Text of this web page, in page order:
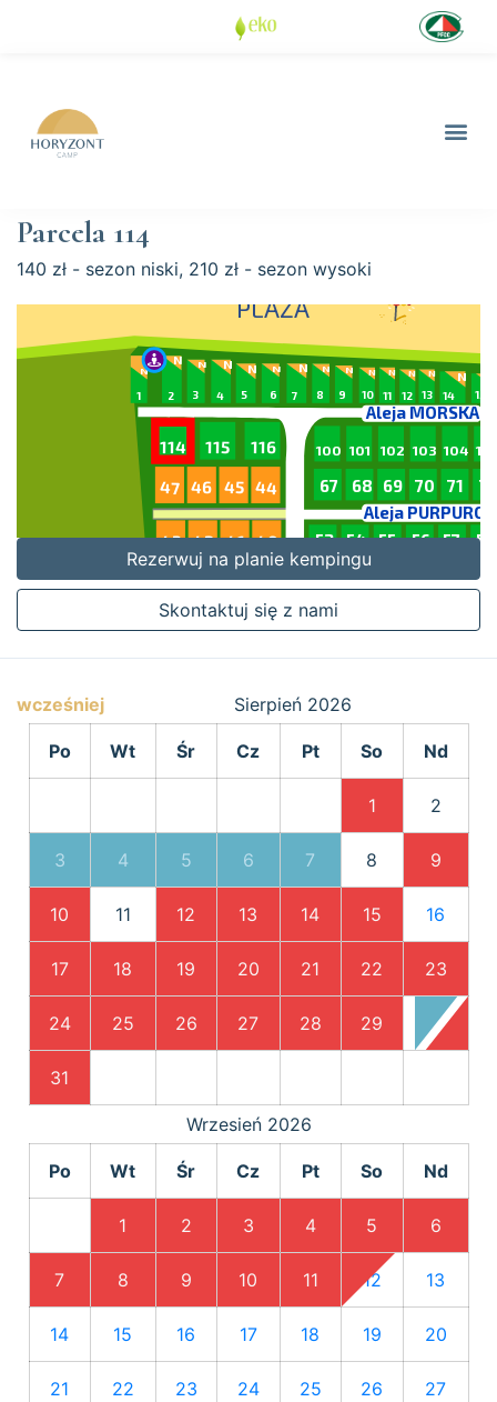
Parcela 114
140 zł - sezon niski, 210 zł - sezon wysoki
Rezerwuj na planie kempingu
Skontaktuj się z nami
wcześniej Sierpień 2026
Po Wt Śr Cz Pt So Nd
1 2
3 4 5 6 7 8 9
10 11 12 13 14 15 16
17 18 19 20 21 22 23
24 25 26 27 28 29 30
31
Wrzesień 2026
Po Wt Śr Cz Pt So Nd
1 2 3 4 5 6
7 8 9 10 11 12 13
14 15 16 17 18 19 20
21 22 23 24 25 26 27